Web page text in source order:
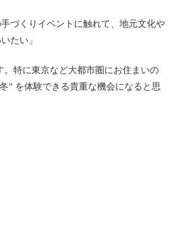
手づくりイベントに触れて、地元文化や
たい」
。特に東京など大都市圏にお住まいの
” を体験できる貴重な機会になると思